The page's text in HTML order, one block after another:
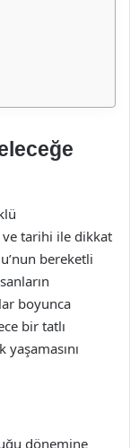
tarihi ile dikkat
bereketli
boyunca
bir tatlı
dönemine